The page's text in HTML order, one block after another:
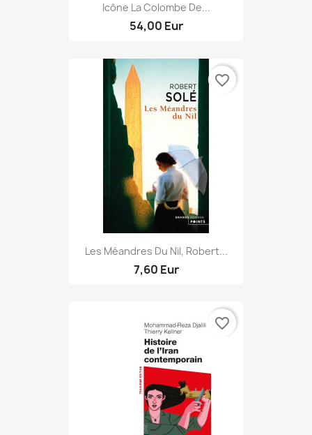
Icône La Colombe De...
54,00 Eur
Les Méandres Du Nil, Robert...
7,60 Eur
favorite_border
favorite_border